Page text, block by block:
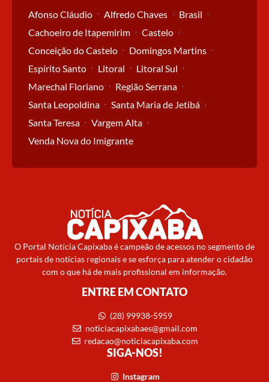
Afonso Cláudio Alfredo Chaves
Brasil
Cachoeiro de Itapemirim
Castelo
Conceição do Castelo
Domingos Martins
Espírito Santo
Litoral
Litoral Sul
Marechal Floriano
Região Serrana
Santa Leopoldina
Santa Maria de Jetibá
Santa Teresa
Vargem Alta
Venda Nova do Imigrante
O Portal Notícia Capixaba é campeão de acessos no segmento de
portais de notícias regionais e se esforça para atender o cidadão
com o que há de mais profissional em informação.
ENTRE EM CONTATO
(28) 99938-5959
noticiacapixabaes@gmail.com
redacao@noticiacapixaba.com
SIGA-NOS!
Instagram